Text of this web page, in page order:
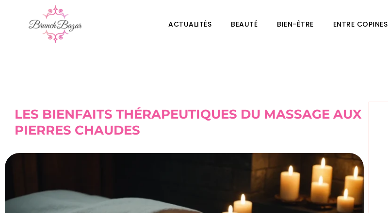
ACTUALITÉS BEAUTÉ BIEN-ÊTRE ENTRE COPINES
LES BIENFAITS THÉRAPEUTIQUES DU MASSAGE AUX
PIERRES CHAUDES